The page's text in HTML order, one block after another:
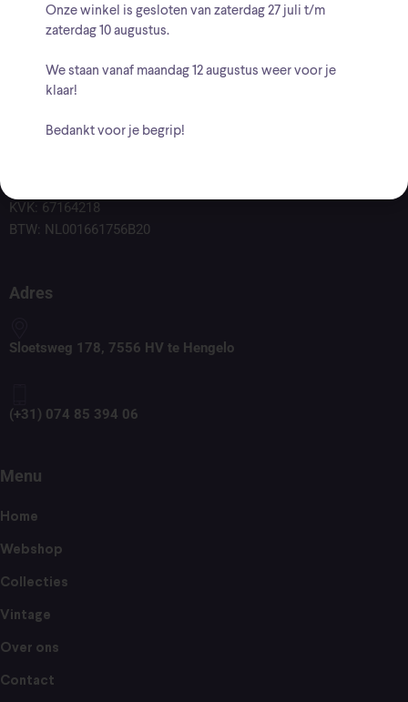
KVK: 67164218
BTW: NL001661756B20
Adres
Sloetsweg 178, 7556 HV te Hengelo
(+31) 074 85 394 06
Menu
Home
Webshop
Collecties
Vintage
Over ons
Contact
Onze winkel is gesloten van zaterdag27 juli t/m
zaterdag 10 augustus.
We staan vanaf maandag 12 augustus weer voor je
klaar!
Bedankt voor je begrip!